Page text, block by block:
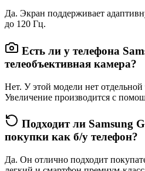
Да. Экран поддерживает
до 120 Гц.
Есть ли у телефона
телеобъективная камера?
Нет. У этой модели нет
Увеличение производится с
Подходит ли Samsung
покупки как б/у телефон?
Да. Он отлично подходит